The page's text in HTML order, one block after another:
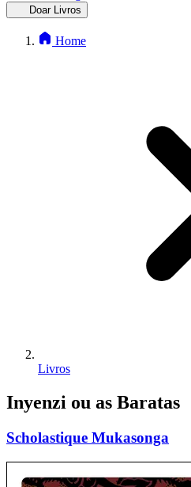
Doar Livros
Home
Livros
Inyenzi ou as Baratas
Scholastique Mukasonga